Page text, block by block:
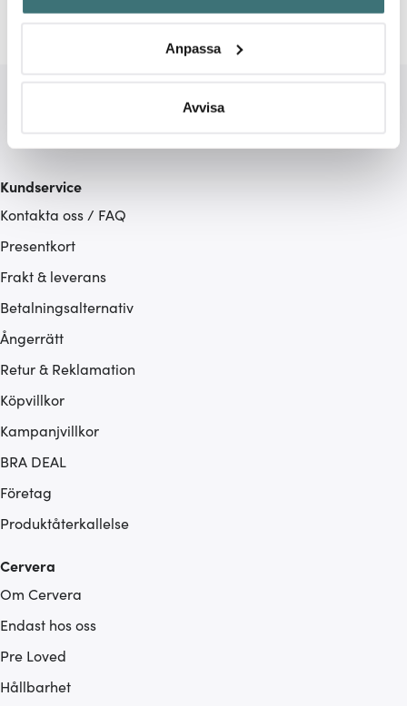
Identifiera din enhet genom att aktivt skanna den för
Ta reda på mer om hur dina personliga uppgifter
Du kan ändra eller dra tillbaka ditt samtycke när som
ska anpassas efter det som vi tror att du tycker om. Det
gör också att vi kan analysera vår trafik och göra
som du vill dela med dig av.
Anpassa
Avvisa
Kundservice
Kontakta oss / FAQ
Presentkort
Frakt & leverans
Betalningsalternativ
Ångerrätt
Retur & Reklamation
Köpvillkor
Kampanjvillkor
BRA DEAL
Företag
Produktåterkallelse
Cervera
Om Cervera
Endast hos oss
Pre Loved
Hållbarhet